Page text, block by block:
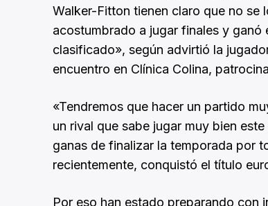
Walker-Fitton tienen claro que no se
acostumbrado a jugar finales y ganó
clasificado», según advirtió la
encuentro en Clínica Colina,
«Tendremos que hacer un partido
un rival que sabe jugar muy bien
ganas de finalizar la temporada por
recientemente, conquistó el título
Por eso han estado preparando con